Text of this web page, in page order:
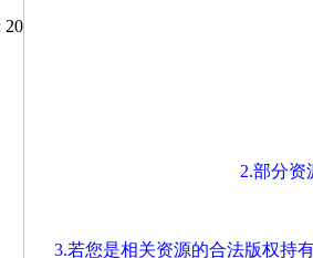
2.部分资
3.若您是相关资源的合法版权持